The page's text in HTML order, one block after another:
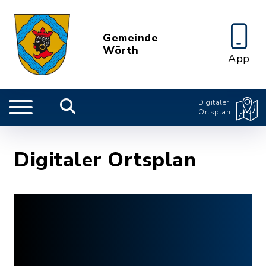
Gemeinde
Wörth
App
Digitaler
Ortsplan
Digitaler Ortsplan